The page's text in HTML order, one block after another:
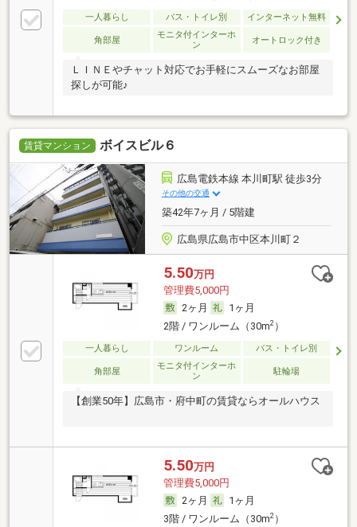
一人暮らし バス・トイレ別 インターネット無料
角部屋
モニタ付インターホ
ン
オートロック付き
ＬＩＮＥやチャット対応でお手軽にスムーズなお部屋
探しが可能♪
賃貸マンション ボイスビル６
広島電鉄本線 本川町駅 徒歩3分
その他の交通
築42年7ヶ月 / 5階建
広島県広島市中区本川町２
5.50万円
管理費5,000円
2ヶ月
1ヶ月
2階 / ワンルーム（30m2）
一人暮らし ワンルーム バス・トイレ別
角部屋
モニタ付インターホ
ン
駐輪場
【創業50年】広島市・府中町の賃貸ならオールハウス
5.50万円
管理費5,000円
2ヶ月
1ヶ月
3階 / ワンルーム（30m2）